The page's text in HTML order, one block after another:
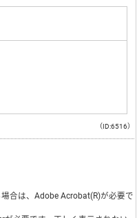
（ID:6516）
合は、Adobe Acrobat(R)が必要で